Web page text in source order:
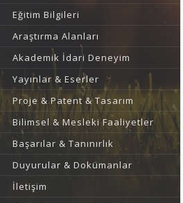
Eğitim Bilgileri
Araştırma Alanları
Akademik İdari Deneyim
Yayınlar & Eserler
Proje & Patent & Tasarım
Bilimsel & Mesleki Faaliyetler
Başarılar & Tanınırlık
Duyurular & Dokümanlar
İletişim